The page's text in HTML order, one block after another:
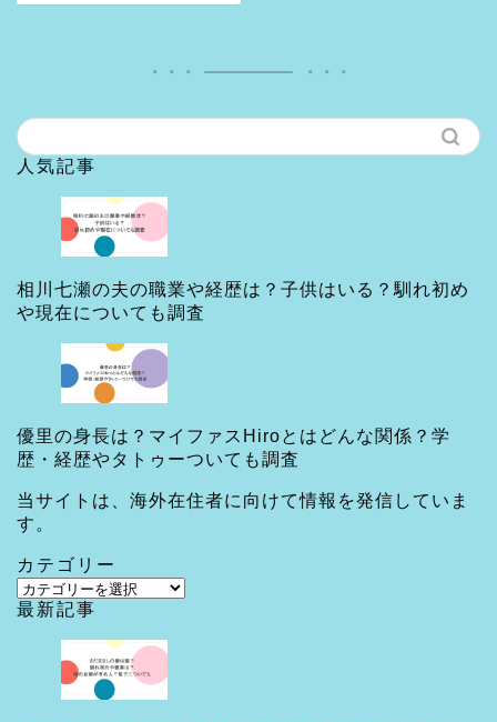
人気記事
相川七瀬の夫の職業や経歴は？子供はいる？馴れ初め
や現在についても調査
優里の身長は？マイファスHiroとはどんな関係？学
歴・経歴やタトゥーついても調査
当サイトは、海外在住者に向けて情報を発信していま
す。
カテゴリー
カ
テ
最新記事